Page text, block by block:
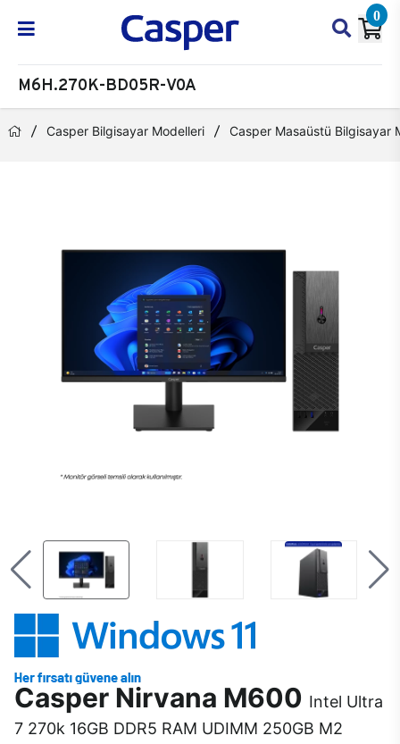
0
M6H.270K-BD05R-V0A
Casper Bilgisayar Modelleri Casper Masaüstü Bilgisayar
Casper Nirvana M600 Intel Ultra
7 270k 16GB DDR5 RAM UDIMM 250GB M2